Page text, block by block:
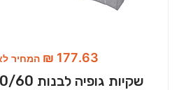
₪ 177.63 המחיר
שקיות גופיה לבנות 50/60 2000 יח' בשק